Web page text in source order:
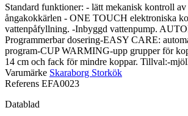
Standard funktioner: - lätt mekanisk kontroll av
ångakokkärlen - ONE TOUCH elektroniska
vattenpåfyllning. -Inbyggd vattenpump.
Programmerbar dosering-EASY CARE:
program-CUP WARMING-upp grupper för
14 cm och fack för mindre koppar. Tillval:-
Varumärke Skaraborg Storkök
Referens EFA0023
Datablad